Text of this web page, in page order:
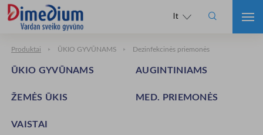
lt 
Produktai ŪKIO GYVŪNAMS Dezinfekcinės priemonės
ŪKIO GYVŪNAMS AUGINTINIAMS
ŽEMĖS ŪKIS MED. PRIEMONĖS
VAISTAI